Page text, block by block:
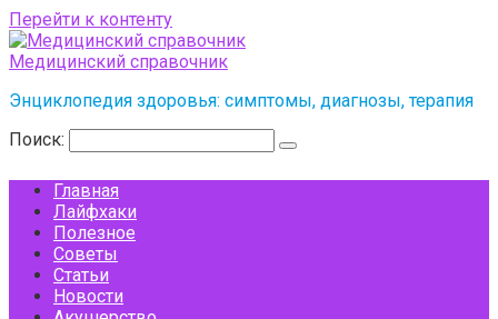
Перейти к контенту
Медицинский справочник
Энциклопедия здоровья: симптомы, диагнозы, терапия
Поиск:
Главная
Лайфхаки
Полезное
Советы
Статьи
Новости